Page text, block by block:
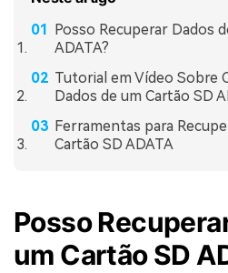
Posso Recuperar Dados
ADATA?
Tutorial em Vídeo Sobre
Dados de um Cartão SD
Ferramentas para
Cartão SD ADATA
Posso
um Cartão SD